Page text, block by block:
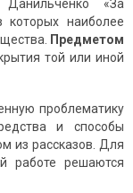
«За
которых наиболее
Предметом
той или иной
проблематику
и способы
из рассказов. Для
работе решаются